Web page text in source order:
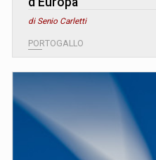
di Senio Carletti
PORTOGALLO